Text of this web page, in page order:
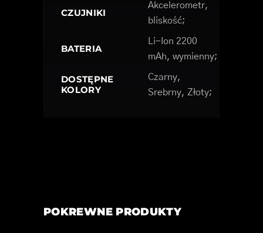
CZUJNIKI
Akcelerometr,
bliskość;
BATERIA
Li-Ion 2200
mAh, wymienny;
DOSTĘPNE
KOLORY
Czarny,
Srebrny, Złoty;
POKREWNE PRODUKTY